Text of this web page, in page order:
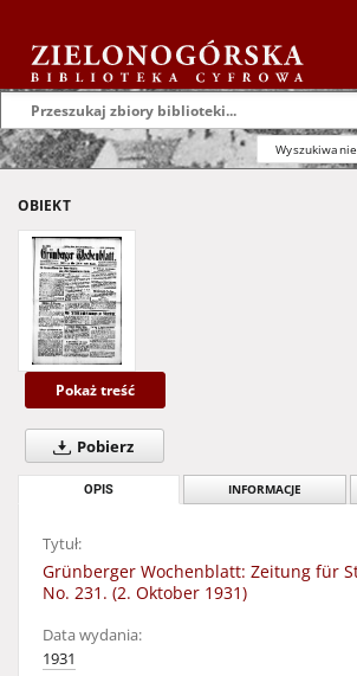
OBIEKT
Pokaż treść
Pobierz
OPIS INFORMACJE
Tytuł:
Grünberger Wochenblatt: Zeitung für
No. 231. (2. Oktober 1931)
Data wydania:
1931